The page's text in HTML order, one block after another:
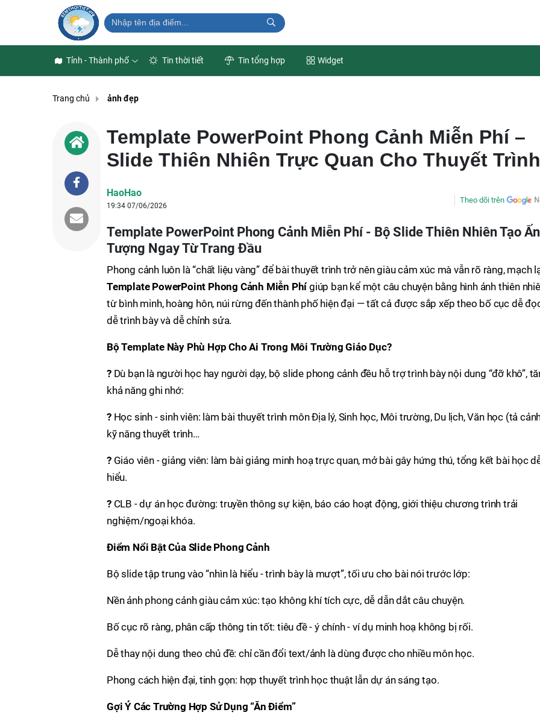
Tỉnh - Thành phố Tin thời tiết Tin tổng hợp Widget
Trang chủ ảnh đẹp
Template PowerPoint Phong Cảnh Miễn Phí –
Slide Thiên Nhiên Trực Quan Cho Thuyết Trình
HaoHao
19:34 07/06/2026
Theo dõi trên
Template PowerPoint Phong Cảnh Miễn Phí - Bộ Slide Thiên Nhiên Tạo Ấn
Tượng Ngay Từ Trang Đầu
Phong cảnh luôn là “chất liệu vàng” để bài thuyết trình trở nên giàu cảm xúc mà vẫn rõ ràng, mạch
Template PowerPoint Phong Cảnh Miễn Phígiúp bạn kể một câu chuyện bằng hình ảnh thiên
từ bình minh, hoàng hôn, núi rừng đến thành phố hiện đại — tất cả được sắp xếp theo bố cục dễ
dễ trình bày và dễ chỉnh sửa.
Bộ Template Này Phù Hợp Cho Ai Trong Môi Trường Giáo Dục?
? Dù bạn là người học hay người dạy, bộ slide phong cảnh đều hỗ trợ trình bày nội dung “đỡ khô”,
khả năng ghi nhớ:
? Học sinh - sinh viên: làm bài thuyết trình môn Địa lý, Sinh học, Môi trường, Du lịch, Văn học (tả
kỹ năng thuyết trình…
? Giáo viên - giảng viên: làm bài giảng minh hoạ trực quan, mở bài gây hứng thú, tổng kết bài học
hiểu.
? CLB - dự án học đường: truyền thông sự kiện, báo cáo hoạt động, giới thiệu chương trình trải
nghiệm/ngoại khóa.
Điểm Nổi Bật Của Slide Phong Cảnh
Bộ slide tập trung vào “nhìn là hiểu - trình bày là mượt”, tối ưu cho bài nói trước lớp:
Nền ảnh phong cảnh giàu cảm xúc: tạo không khí tích cực, dễ dẫn dắt câu chuyện.
Bố cục rõ ràng, phân cấp thông tin tốt: tiêu đề - ý chính - ví dụ minh hoạ không bị rối.
Dễ thay nội dung theo chủ đề: chỉ cần đổi text/ảnh là dùng được cho nhiều môn học.
Phong cách hiện đại, tinh gọn: hợp thuyết trình học thuật lẫn dự án sáng tạo.
Gợi Ý Các Trường Hợp Sử Dụng “Ăn Điểm”